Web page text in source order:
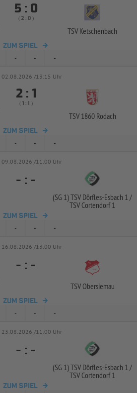
 : 
(  :  )
TSV Ketschenbach
ZUM SPIEL
- - -
02.08.2026 /13:15 Uhr
 : 
(  :  )
TSV 1860 Rodach
ZUM SPIEL
- - -
09.08.2026 /11:00 Uhr
- : -
(SG 1) TSV Dörfles-Esbach 1 /
TSV Cortendorf 1
ZUM SPIEL
- - -
16.08.2026 /13:00 Uhr
- : -
TSV Obersiemau
ZUM SPIEL
- - -
23.08.2026 /11:00 Uhr
- : -
(SG 1) TSV Dörfles-Esbach 1 /
TSV Cortendorf 1
ZUM SPIEL